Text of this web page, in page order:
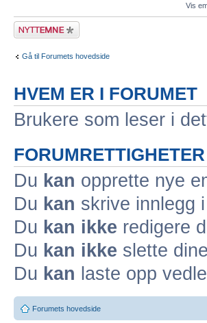
Vis
Legg inn et nytt
emne
Gå til Forumets hovedside
HVEM ER I FORUMET
Brukere som leser i
FORUMRETTIGHETER
Du kan opprette nye
Du kan skrive innlegg
Du kan ikke redigere
Du kan ikke slette
Du kan laste opp
Forumets hovedside